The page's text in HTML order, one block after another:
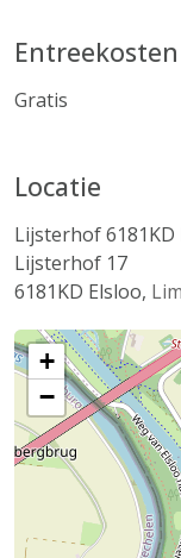
Entreekosten
Gratis
Locatie
Lijsterhof 6181KD
Lijsterhof 17
6181KD Elsloo,
+
−